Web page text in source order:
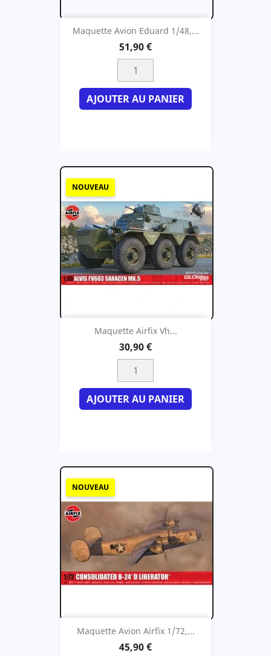
Maquette Avion Eduard 1/48,...
51,90 €
AJOUTER AU PANIER
Maquette Airfix Vh...
30,90 €
AJOUTER AU PANIER
NOUVEAU
Maquette Avion Airfix 1/72,...
45,90 €
NOUVEAU